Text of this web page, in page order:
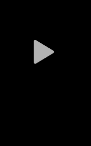
Play